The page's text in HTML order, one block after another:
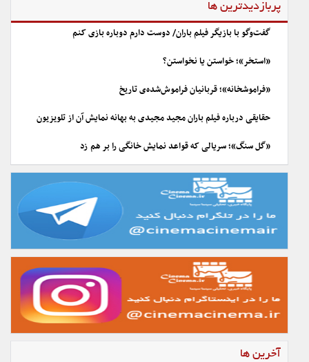
پربازدیدترین ها
گفت‌وگو با بازیگر فیلم باران/ دوست دارم دوباره بازی کنم
«استخر»؛ خواستن یا نخواستن؟
«فراموشخانه»؛ قربانیان فراموش‌شده‌ی تاریخ
حقایقی درباره فیلم باران مجید مجیدی به بهانه نمایش آن از تلویزیون
«گل سنگ»؛ سریالی که قواعد نمایش خانگی را بر هم زد
آخرین ها